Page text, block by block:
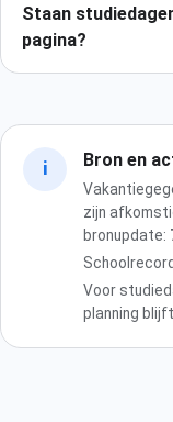
Staan
pagina?
i Bron en
zijn
bronupdate:
Voor
planning